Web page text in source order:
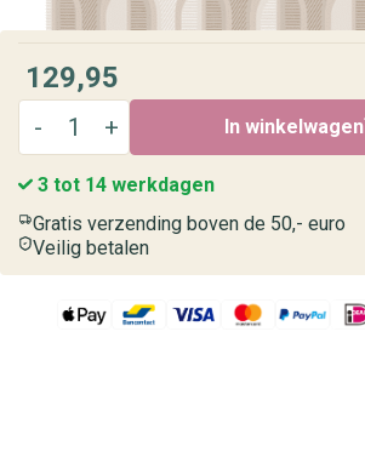
129,95
In winkelwagen
3 tot 14 werkdagen
Gratis verzending boven de 50,- euro
Veilig betalen